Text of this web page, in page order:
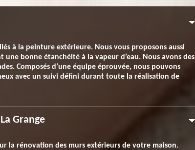
à la peinture extérieure. Nous vous proposons aussi
bonne étanchéité à la vapeur d’eau. Nous avons des
Composés d’une équipe éprouvée, nous pouvons
avec un suivi défini durant toute la réalisation de
Grange
la rénovation des murs extérieurs de votre maison.